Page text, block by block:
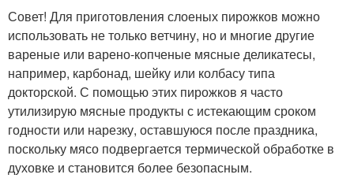
Совет! Для приготовления слоеных пирожков можно
использовать не только ветчину, но и многие другие
вареные или варено-копченые мясные деликатесы,
например, карбонад, шейку или колбасу типа
докторской. С помощью этих пирожков я часто
утилизирую мясные продукты с истекающим сроком
годности или нарезку, оставшуюся после праздника,
поскольку мясо подвергается термической обработке в
духовке и становится более безопасным.